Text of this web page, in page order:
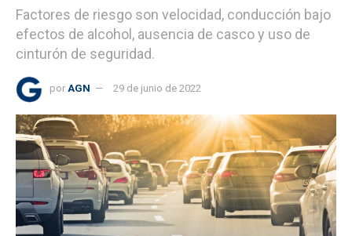
Factores de riesgo son velocidad, conducción bajo
efectos de alcohol, ausencia de casco y uso de
cinturón de seguridad.
por AGN 29 de junio de 2022